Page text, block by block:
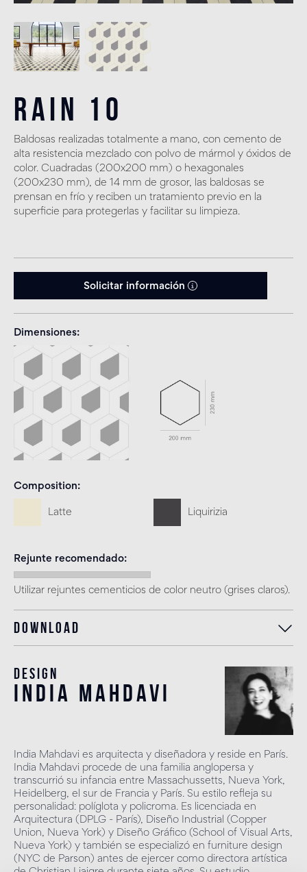
Rain 10
Baldosas realizadas totalmente a mano, con cemento de
alta resistencia mezclado con polvo de mármol y óxidos de
color. Cuadradas (200x200 mm) o hexagonales
(200x230 mm), de 14 mm de grosor, las baldosas se
prensan en frío y reciben un tratamiento previo en la
superficie para protegerlas y facilitar su limpieza.
Solicitar información
Dimensiones
Composition
Latte Liquirizia
Rejunte recomendado
Utilizar rejuntes cementicios de color neutro (grises claros).
Download
Design
india mahdavi
India Mahdavi es arquitecta y diseñadora y reside en París.
India Mahdavi procede de una familia anglopersa y
transcurrió su infancia entre Massachussetts, Nueva York,
Heidelberg, el sur de Francia y París. Su estilo refleja su
personalidad: políglota y policroma. Es licenciada en
Arquitectura (DPLG - París), Diseño Industrial (Copper
Union, Nueva York) y Diseño Gráfico (School of Visual Arts,
Nueva York) y también se especializó en furniture design
(NYC de Parson) antes de ejercer como directora artística